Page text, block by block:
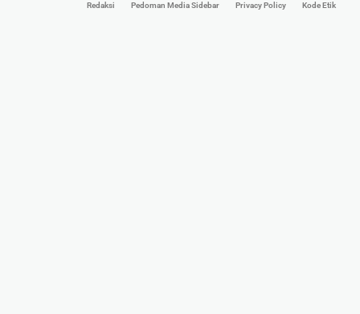
Redaksi Pedoman Media Sidebar Privacy Policy Kode Etik